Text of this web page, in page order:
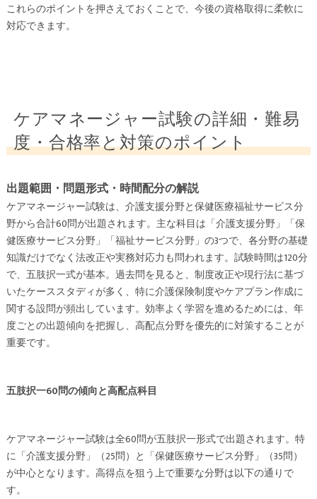
これらのポイントを押さえておくことで、今後の資格取得に柔軟に
対応できます。
ケアマネージャー試験の詳細・難易
度・合格率と対策のポイント
出題範囲・問題形式・時間配分の解説
ケアマネージャー試験は、介護支援分野と保健医療福祉サービス分
野から合計60問が出題されます。主な科目は「介護支援分野」「保
健医療サービス分野」「福祉サービス分野」の3つで、各分野の基礎
知識だけでなく法改正や実務対応力も問われます。試験時間は120分
で、五肢択一式が基本。過去問を見ると、制度改正や現行法に基づ
いたケーススタディが多く、特に介護保険制度やケアプラン作成に
関する設問が頻出しています。効率よく学習を進めるためには、年
度ごとの出題傾向を把握し、高配点分野を優先的に対策することが
重要です。
五肢択一60問の傾向と高配点科目
ケアマネージャー試験は全60問が五肢択一形式で出題されます。特
に「介護支援分野」（25問）と「保健医療サービス分野」（35問）
が中心となります。高得点を狙う上で重要な分野は以下の通りで
す。